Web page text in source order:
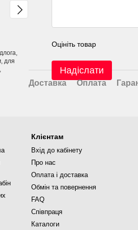
для
під скло 8 мм, для душової
кабіни, ПВХ, прозорий
90 грн
магнітом,
скло 10
душової
прозорий
339 грн
Оцініть товар
Надіслати
Доставка Оплата
Клієнтам
Вхід до кабінету
Про нас
Оплата і доставка
Обмін та повернення
FAQ
Співпраця
Каталоги